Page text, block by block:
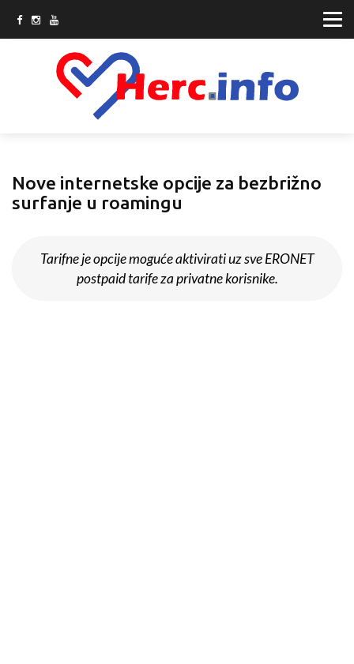
Nove internetske opcije za bezbrižno
surfanje u roamingu
Tarifne je opcije moguće aktivirati uz sve ERONET
postpaid tarife za privatne korisnike.